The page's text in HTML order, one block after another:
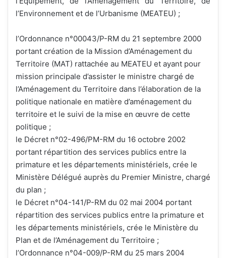
l’Environnement et de l’Urbanisme (MEATEU) ;
l’Ordonnance n°00043/P-RM du 21 septembre 2000
portant création de la Mission d’Aménagement du
Territoire (MAT) rattachée au MEATEU et ayant pour
mission principale d’assister le ministre chargé de
l’Aménagement du Territoire dans l’élaboration de la
politique nationale en matière d’aménagement du
territoire et le suivi de la mise en œuvre de cette
politique ;
le Décret n°02-496/PM-RM du 16 octobre 2002
portant répartition des services publics entre la
primature et les départements ministériels, crée le
Ministère Délégué auprès du Premier Ministre, chargé
du plan ;
le Décret n°04-141/P-RM du 02 mai 2004 portant
répartition des services publics entre la primature et
les départements ministériels, crée le Ministère du
Plan et de l’Aménagement du Territoire ;
l’Ordonnance n°04-009/P-RM du 25 mars 2004